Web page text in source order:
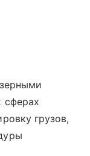
сферах
грузов,